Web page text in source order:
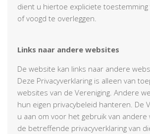
dient u hiertoe expliciete
of voogd te overleggen.
Links naar andere websites
De website kan links naar andere
Deze Privacyverklaring is alleen van
websites van de Vereniging. Andere
hun eigen privacybeleid hanteren. De
u aan om voor het gebruik van andere
de betreffende privacyverklaring van